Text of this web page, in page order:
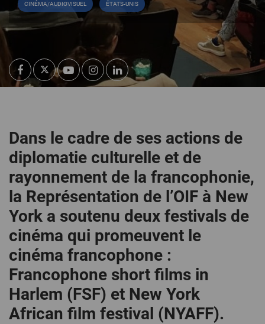
CINÉMA/AUDIOVISUEL ÉTATS-UNIS
Dans le cadre de ses actions de
diplomatie culturelle et de
rayonnement de la francophonie,
la Représentation de l’OIF à New
York a soutenu deux festivals de
cinéma qui promeuvent le
cinéma francophone :
Francophone short films in
Harlem (FSF) et New York
African film festival (NYAFF).